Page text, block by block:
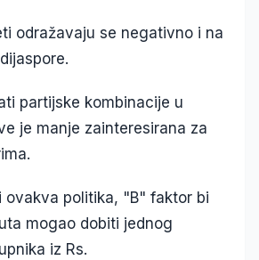
odražavaju se negativno i na
partijske kombinacije u
je manje zainteresirana za
ovakva politika, "B" faktor bi
mogao dobiti jednog
iz Rs.